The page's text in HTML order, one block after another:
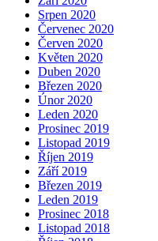
Srpen 2020
Červenec 2020
Červen 2020
Květen 2020
Duben 2020
Březen 2020
Únor 2020
Leden 2020
Prosinec 2019
Listopad 2019
Říjen 2019
Září 2019
Březen 2019
Leden 2019
Prosinec 2018
Listopad 2018